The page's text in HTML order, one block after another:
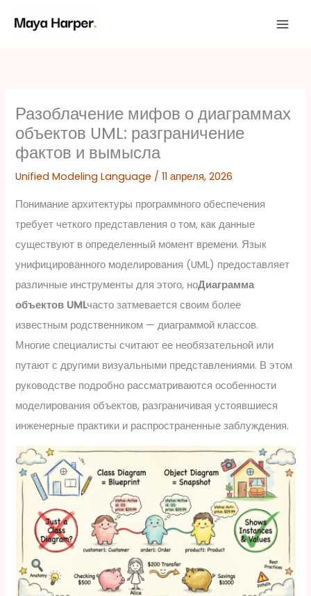
Разоблачение мифов о диаграммах
объектов UML: разграничение
фактов и вымысла
Unified Modeling Language /11 апреля, 2026
Понимание архитектуры программного обеспечения
требует четкого представления о том, как данные
существуют в определенный момент времени. Язык
унифицированного моделирования (UML) предоставляет
различные инструменты для этого, ноДиаграмма
объектов UMLчасто затмевается своим более
известным родственником — диаграммой классов.
Многие специалисты считают ее необязательной или
путают с другими визуальными представлениями. В этом
руководстве подробно рассматриваются особенности
моделирования объектов, разграничивая устоявшиеся
инженерные практики и распространенные заблуждения.